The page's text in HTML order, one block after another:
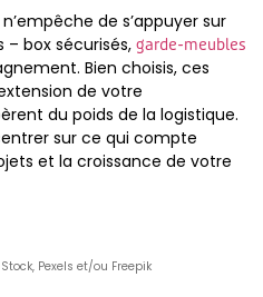
de s’appuyer sur
– box sécurisés, garde-meubles
Bien choisis, ces
de votre
du poids de la logistique.
sur ce qui compte
et la croissance de votre
Pexels et/ou Freepik